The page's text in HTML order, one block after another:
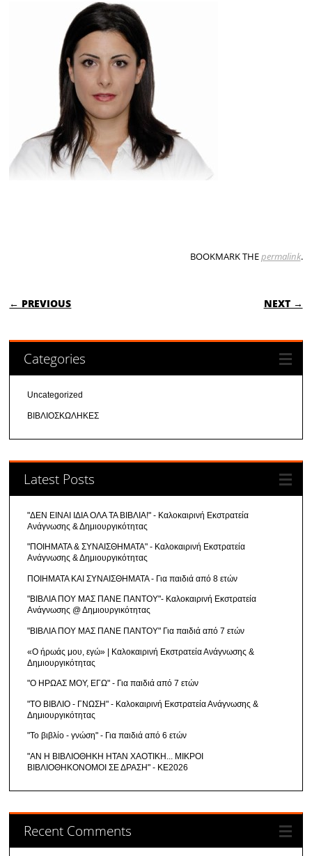
BOOKMARK THEpermalink.
POST NAVIGATION
← PREVIOUS NEXT →
Categories
Uncategorized
ΒΙΒΛΙΟΣΚΩΛΗΚΕΣ
Latest Posts
"ΔΕΝ ΕΙΝΑΙ ΙΔΙΑ ΟΛΑ ΤΑ ΒΙΒΛΙΑ!" - Καλοκαιρινή Εκστρατεία
Ανάγνωσης & Δημιουργικότητας
"ΠΟΙΗΜΑΤΑ & ΣΥΝΑΙΣΘΗΜΑΤΑ" - Καλοκαιρινή Εκστρατεία
Ανάγνωσης & Δημιουργικότητας
ΠΟΙΗΜΑΤΑ ΚΑΙ ΣΥΝΑΙΣΘΗΜΑΤΑ - Για παιδιά από 8 ετών
"ΒΙΒΛΙΑ ΠΟΥ ΜΑΣ ΠΑΝΕ ΠΑΝΤΟΥ"- Καλοκαιρινή Εκστρατεία
Ανάγνωσης @ Δημιουργικότητας
"ΒΙΒΛΙΑ ΠΟΥ ΜΑΣ ΠΑΝΕ ΠΑΝΤΟΥ" Για παιδιά από 7 ετών
«Ο ήρωάς μου, εγώ» | Καλοκαιρινή Εκστρατεία Ανάγνωσης &
Δημιουργικότητας
"Ο ΗΡΩΑΣ ΜΟΥ, ΕΓΩ" - Για παιδιά από 7 ετών
"ΤΟ ΒΙΒΛΙΟ - ΓΝΩΣΗ" - Καλοκαιρινή Εκστρατεία Ανάγνωσης &
Δημιουργικότητας
"Το βιβλίο - γνώση" - Για παιδιά από 6 ετών
"ΑΝ Η ΒΙΒΛΙΟΘΗΚΗ ΗΤΑΝ ΧΑΟΤΙΚΗ... ΜΙΚΡΟΙ
ΒΙΒΛΙΟΘΗΚΟΝΟΜΟΙ ΣΕ ΔΡΑΣΗ" - ΚΕ2026
Recent Comments